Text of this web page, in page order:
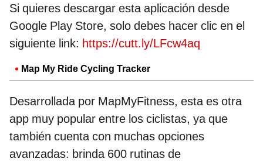
Si quieres descargar esta aplicación desde
Google Play Store, solo debes hacer clic en el
siguiente link: https://cutt.ly/LFcw4aq
Map My Ride Cycling Tracker
Desarrollada por MapMyFitness, esta es otra
app muy popular entre los ciclistas, ya que
también cuenta con muchas opciones
avanzadas: brinda 600 rutinas de